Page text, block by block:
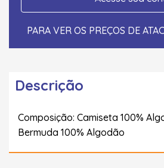
PARA VER OS PREÇOS DE
Descrição
Composição: Camiseta 100%
Bermuda 100% Algodão